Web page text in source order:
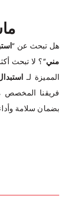
هل تبحث عن “
مني”؟ لا تبحث
المميزة لـ
فريقنا المخصص
بضمان سلامة